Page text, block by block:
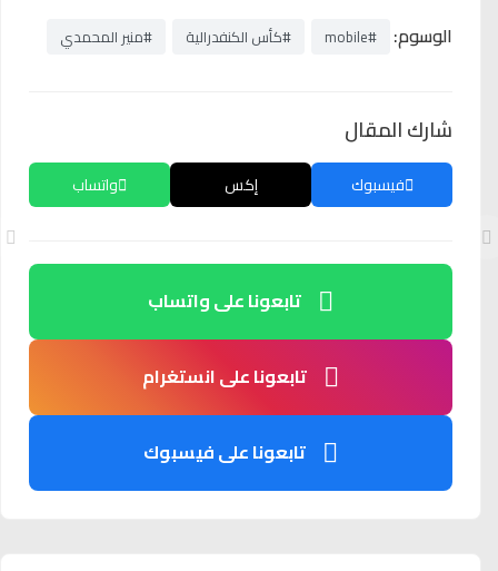
الوسوم: #mobile #كأس الكنفدرالية #منير المحمدي
شارك المقال
فيسبوك إكس واتساب
تابعونا على واتساب
تابعونا على انستغرام
تابعونا على فيسبوك